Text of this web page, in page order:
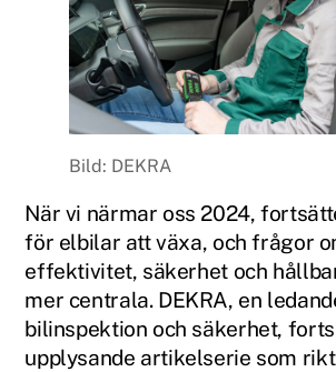
Bild: DEKRA
När vi närmar oss 2024,
för elbilar att växa, och frågor
effektivitet, säkerhet och
mer centrala. DEKRA, en
bilinspektion och säkerhet,
upplysande artikelserie som